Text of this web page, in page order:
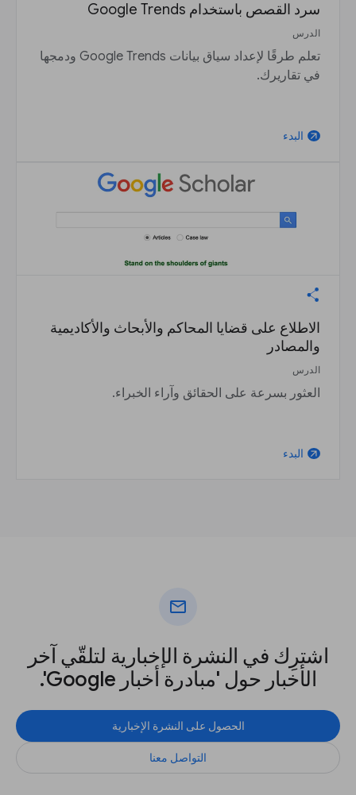
سرد القصص باستخدام Google Trends
الدرس
تعلم طرقًا لإعداد سياق بيانات Google Trends ودمجها
في تقاريرك.
arrow_outward البدء
الاطلاع على قضايا المحاكم والأبحاث والأكاديمية
والمصادر
الدرس
العثور بسرعة على الحقائق وآراء الخبراء.
arrow_outward البدء
mail
اشترِك في النشرة الإخبارية لتلقّي آخر
الأخبار حول 'مبادرة أخبار Google'.
الحصول على النشرة الإخبارية
التواصل معنا